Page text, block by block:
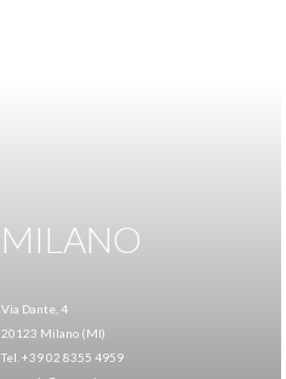
MILANO
Via Dante, 4
20123 Milano (MI)
Tel. +39 02 8355 4959